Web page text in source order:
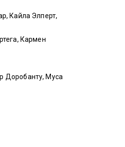
, Кайла Элперт,
, Кармен
Доробанту, Муса